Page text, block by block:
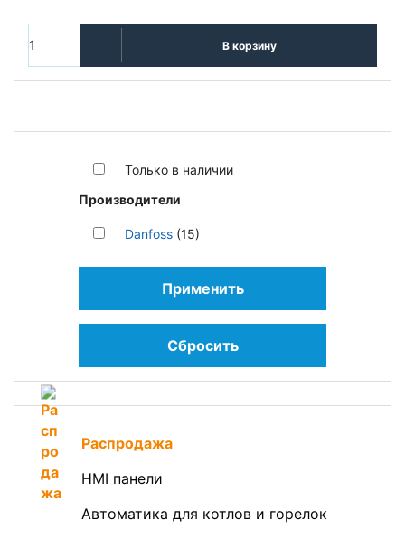
Только в наличии
Производители
Danfoss (15)
Применить
Сбросить
Распродажа
HMI панели
Автоматика для котлов и горелок
В корзину